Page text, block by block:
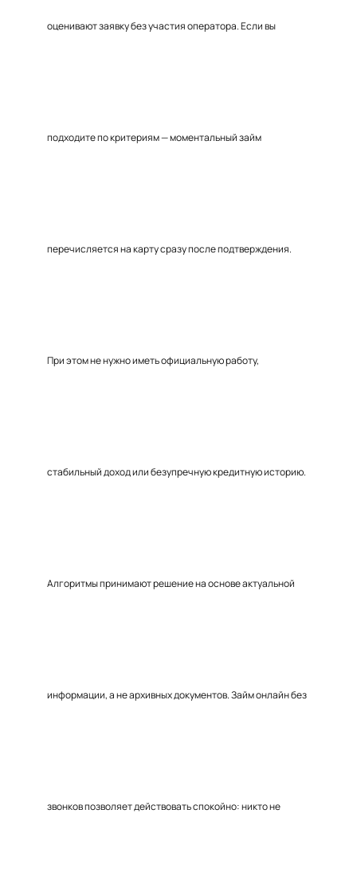
оценивают заявку без участия оператора. Если вы
подходите по критериям — моментальный займ
перечисляется на карту сразу после подтверждения.
При этом не нужно иметь официальную работу,
стабильный доход или безупречную кредитную историю.
Алгоритмы принимают решение на основе актуальной
информации, а не архивных документов. Займ онлайн без
звонков позволяет действовать спокойно: никто не